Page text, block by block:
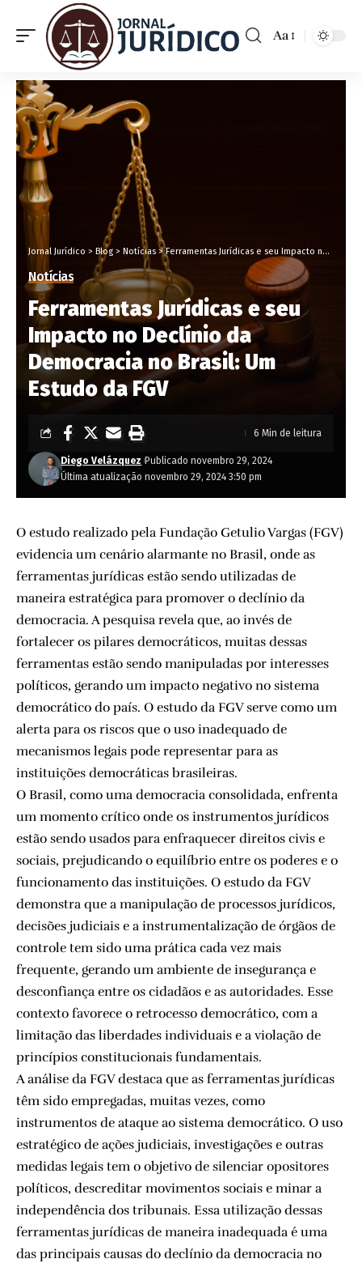
Aa
Jornal Jurídico > Blog > Notícias >Ferramentas Jurídicas e seu Impacto no Declínio da Democracia no Brasil: Um Estudo da FGV
Notícias
Ferramentas Jurídicas e seu
Impacto no Declínio da
Democracia no Brasil: Um
Estudo da FGV
Última atualização novembro 29, 2024 3:50 pm
Diego Velázquez Publicado novembro 29, 2024
6 Min de leitura
O estudo realizado pela Fundação Getulio Vargas (FGV)
evidencia um cenário alarmante no Brasil, onde as
ferramentas jurídicas estão sendo utilizadas de
maneira estratégica para promover o declínio da
democracia. A pesquisa revela que, ao invés de
fortalecer os pilares democráticos, muitas dessas
ferramentas estão sendo manipuladas por interesses
políticos, gerando um impacto negativo no sistema
democrático do país. O estudo da FGV serve como um
alerta para os riscos que o uso inadequado de
mecanismos legais pode representar para as
instituições democráticas brasileiras.
O Brasil, como uma democracia consolidada, enfrenta
um momento crítico onde os instrumentos jurídicos
estão sendo usados para enfraquecer direitos civis e
sociais, prejudicando o equilíbrio entre os poderes e o
funcionamento das instituições. O estudo da FGV
demonstra que a manipulação de processos jurídicos,
decisões judiciais e a instrumentalização de órgãos de
controle tem sido uma prática cada vez mais
frequente, gerando um ambiente de insegurança e
desconfiança entre os cidadãos e as autoridades. Esse
contexto favorece o retrocesso democrático, com a
limitação das liberdades individuais e a violação de
princípios constitucionais fundamentais.
A análise da FGV destaca que as ferramentas jurídicas
têm sido empregadas, muitas vezes, como
instrumentos de ataque ao sistema democrático. O uso
estratégico de ações judiciais, investigações e outras
medidas legais tem o objetivo de silenciar opositores
políticos, descreditar movimentos sociais e minar a
independência dos tribunais. Essa utilização dessas
ferramentas jurídicas de maneira inadequada é uma
das principais causas do declínio da democracia no